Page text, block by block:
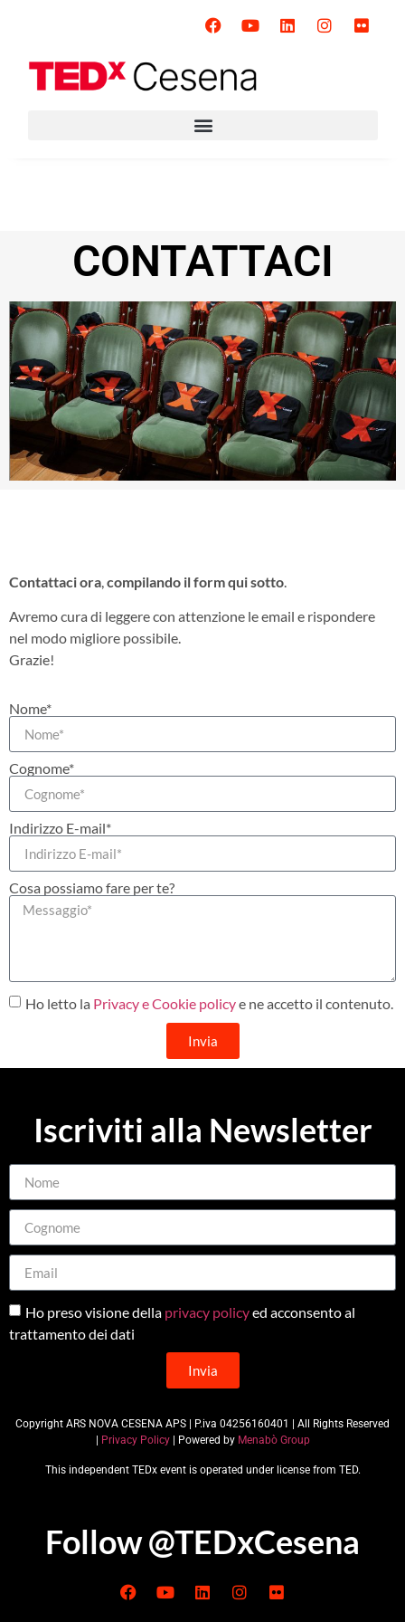
CONTATTACI
Contattaci ora compilando il form qui sotto
Avremo cura di leggere con attenzione le email e rispondere
nel modo migliore possibile.
Grazie!
Nome*
Cognome*
Indirizzo E-mail*
Cosa possiamo fare per te?
Ho letto la Privacy e Cookie policye ne accetto il contenuto.
Invia
Iscriviti alla Newsletter
Ho preso visione della privacy policyed acconsento al
trattamento dei dati
Invia
Copyright ARS NOVA CESENA APS | P.iva 04256160401 | All Rights Reserved
Privacy Policy| Powered by Menabò Group
This independent TEDx event is operated under license from TED.
Follow @TEDxCesena